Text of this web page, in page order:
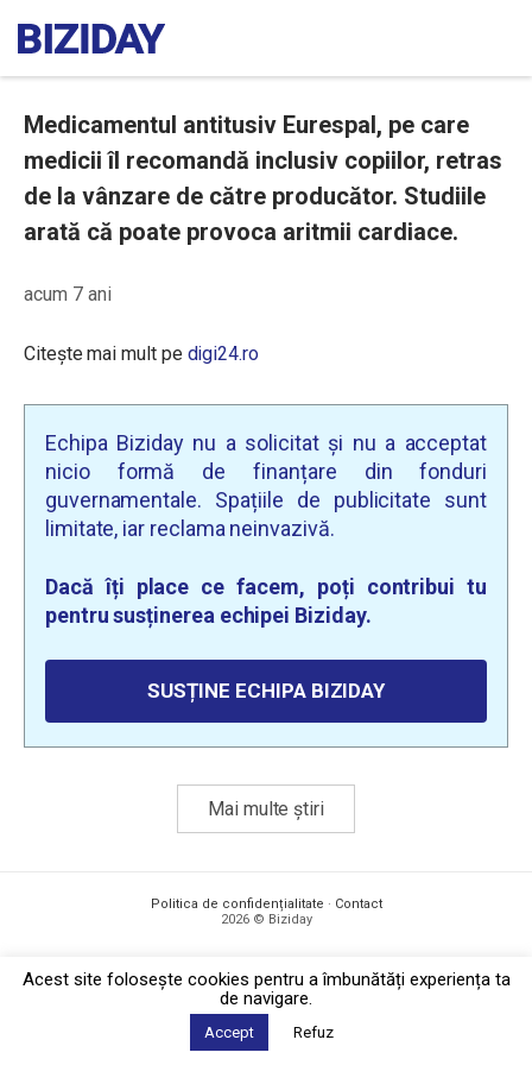
Medicamentul antitusiv Eurespal, pe care
medicii îl recomandă inclusiv copiilor, retras
de la vânzare de către producător. Studiile
arată că poate provoca aritmii cardiace.
acum 7 ani
Citește mai mult pe digi24.ro
Echipa Biziday nu a solicitat și nu a acceptat
nicio formă de finanțare din fonduri
guvernamentale. Spațiile de publicitate sunt
limitate, iar reclama neinvazivă.
Dacă îți place ce facem, poți contribui tu
pentru susținerea echipei Biziday.
SUSȚINE ECHIPA BIZIDAY
Mai multe știri
Politica de confidențialitate · Contact
2026 © Biziday
Acest site foloseşte cookies pentru a îmbunătăți experiența ta
de navigare.
Accept Refuz